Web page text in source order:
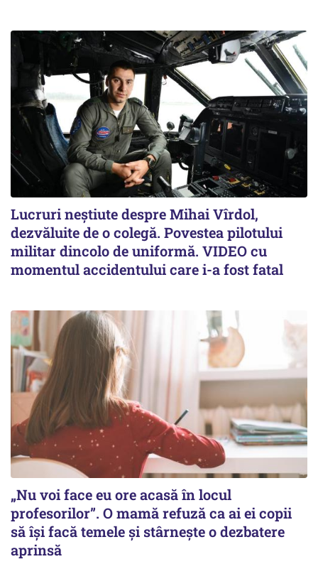
Lucruri neștiute despre Mihai Vîrdol,
dezvăluite de o colegă. Povestea pilotului
militar dincolo de uniformă. VIDEO cu
momentul accidentului care i-a fost fatal
„Nu voi face eu ore acasă în locul
profesorilor”. O mamă refuză ca ai ei copii
să își facă temele și stârnește o dezbatere
aprinsă